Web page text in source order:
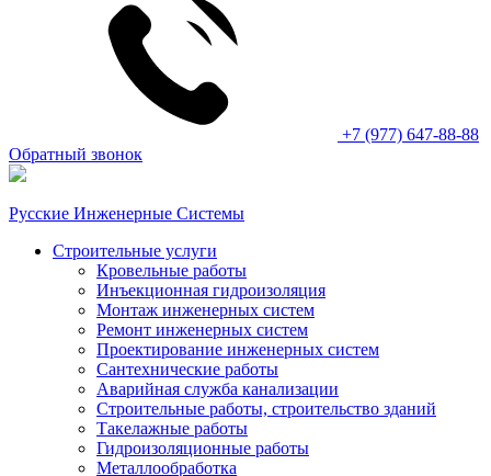
+7 (977) 647-88-88
Обратный звонок
Русские Инженерные Системы
Строительные услуги
Кровельные работы
Инъекционная гидроизоляция
Монтаж инженерных систем
Ремонт инженерных систем
Проектирование инженерных систем
Сантехнические работы
Аварийная служба канализации
Строительные работы, строительство зданий
Такелажные работы
Гидроизоляционные работы
Металлообработка